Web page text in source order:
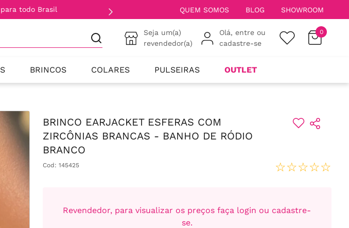
todo Brasil QUEM SOMOS BLOG SHOWROOM
Seja um(a)
revendedor(a)
Olá, entre ou
cadastre-se
0
BRINCOS COLARES PULSEIRAS OUTLET
BRINCO EARJACKET ESFERAS COM
ZIRCÔNIAS BRANCAS - BANHO DE RÓDIO
BRANCO
Cod: 145425 ☆☆☆☆☆
Revendedor, para visualizar os preços faça login ou cadastre-
se.